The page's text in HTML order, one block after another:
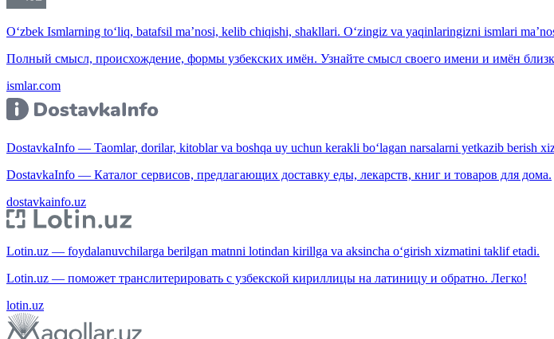
O‘zbek Ismlarning to‘liq, batafsil ma’nosi, kelib chiqishi, shakllari. O‘zingiz va yaqinlaringizni ismlari
Полный смысл, происхождение, формы узбекских имён. Узнайте смысл своего имени и имён
ismlar.com
DostavkaInfo — Taomlar, dorilar, kitoblar va boshqa uy uchun kerakli bo‘lagan narsalarni yetkazib berish
DostavkaInfo — Каталог сервисов, предлагающих доставку еды, лекарств, книг и товаров для дома.
dostavkainfo.uz
Lotin.uz — foydalanuvchilarga berilgan matnni lotindan kirillga va aksincha o‘girish xizmatini taklif etadi.
Lotin.uz — поможет транслитерировать с узбекской кириллицы на латиницу и обратно. Легко!
lotin.uz